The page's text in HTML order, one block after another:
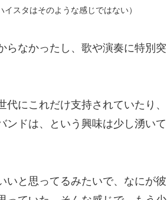
スタはそのような感じではない）
らなかったし、歌や演奏に特別突
にこれだけ支持されていたり、
ンドは、という興味は少し湧いて
いと思ってるみたいで、なにが彼